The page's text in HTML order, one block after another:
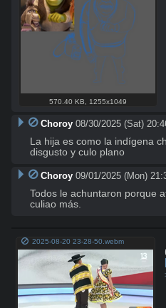
570.40 KB 1255x1049
Choroy 08/30/2025 (Sat)
La hija es como la indígena
disgusto y culo plano
Choroy 09/01/2025 (Mon)
Todos le achuntaron porque
culiao más.
2025-08-20 23-28-50.webm